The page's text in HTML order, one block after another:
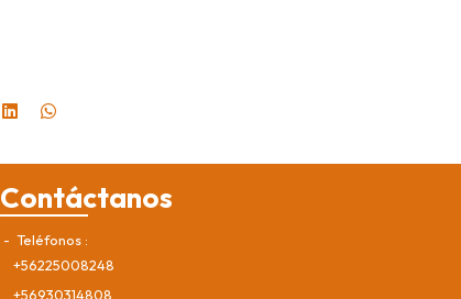
Contáctanos
Teléfonos
+56225008248
+56930314808